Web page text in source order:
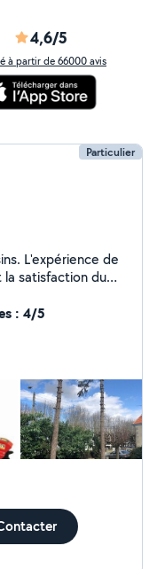
4,6/5
à partir de 66000 avis
Particulier
L'expérience de
la satisfaction du
: 4/5